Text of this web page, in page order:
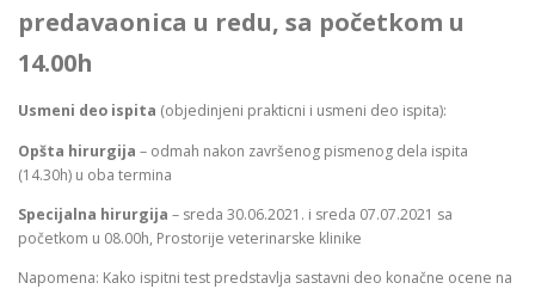
predavaonica u redu, sa početkom u
14.00h
Usmeni deo ispita (objedinjeni prakticni i usmeni deo ispita):
Opšta hirurgija – odmah nakon završenog pismenog dela ispita
(14.30h) u oba termina
Specijalna hirurgija – sreda 30.06.2021. i sreda 07.07.2021 sa
početkom u 08.00h, Prostorije veterinarske klinike
Napomena: Kako ispitni test predstavlja sastavni deo konačne ocene na